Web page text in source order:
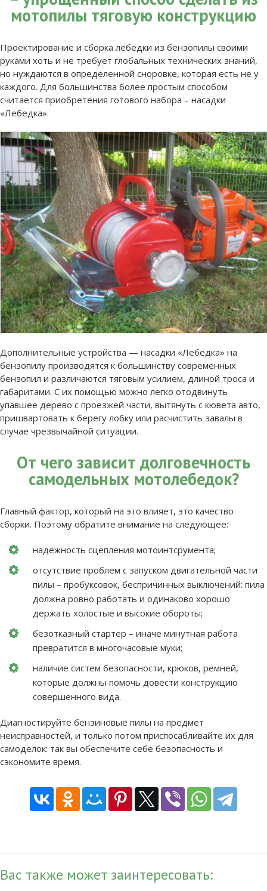
мотопилы тяговую конструкцию
Проектирование и сборка лебедки из бензопилы своими
руками хоть и не требует глобальных технических знаний,
но нуждаются в определенной сноровке, которая есть не у
каждого. Для большинства более простым способом
считается приобретения готового набора – насадки
«Лебедка».
Дополнительные устройства — насадки «Лебедка» на
бензопилу производятся к большинству современных
бензопил и различаются тяговым усилием, длиной троса и
габаритами. С их помощью можно легко отодвинуть
упавшее дерево с проезжей части, вытянуть с кювета авто,
пришвартовать к берегу лобку или расчистить завалы в
случае чрезвычайной ситуации.
От чего зависит долговечность
самодельных мотолебедок?
Главный фактор, который на это влияет, это качество
сборки. Поэтому обратите внимание на следующее:
надежность сцепления мотоинтсрумента;
отсутствие проблем с запуском двигательной части
пилы – пробуксовок, беспричинных выключений: пила
должна ровно работать и одинаково хорошо
держать холостые и высокие обороты;
безотказный стартер – иначе минутная работа
превратится в многочасовые муки;
наличие систем безопасности, крюков, ремней,
которые должны помочь довести конструкцию
совершенного вида.
Диагностируйте бензиновые пилы на предмет
неисправностей, и только потом приспосабливайте их для
самоделок: так вы обеспечите себе безопасность и
сэкономите время.
Вас также может заинтересовать: